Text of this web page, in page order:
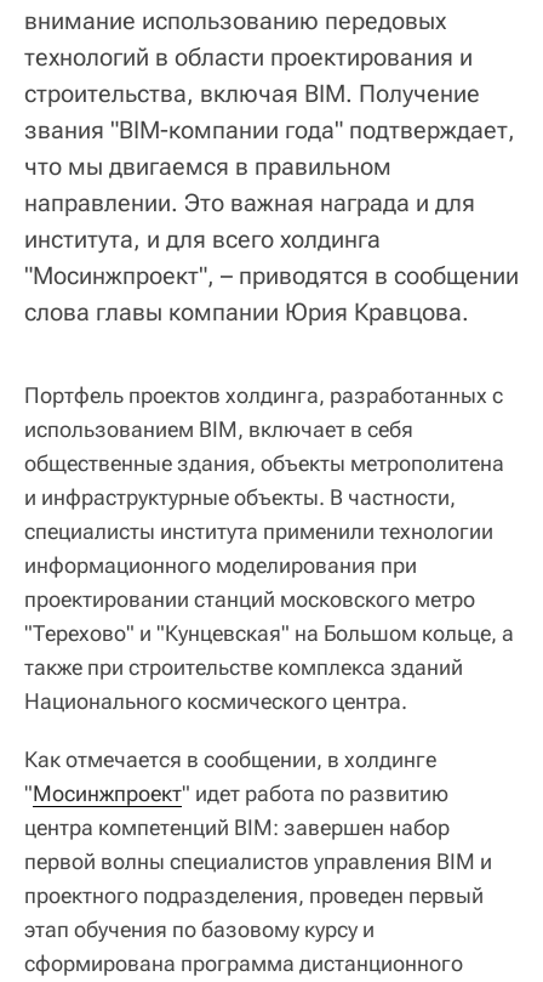
внимание использованию передовых
технологий в области проектирования и
строительства, включая BIM. Получение
звания "BIM-компании года" подтверждает,
что мы двигаемся в правильном
направлении. Это важная награда и для
института, и для всего холдинга
"Мосинжпроект", – приводятся в сообщении
слова главы компании Юрия Кравцова.
Портфель проектов холдинга, разработанных с
использованием BIM, включает в себя
общественные здания, объекты метрополитена
и инфраструктурные объекты. В частности,
специалисты института применили технологии
информационного моделирования при
проектировании станций московского метро
"Терехово" и "Кунцевская" на Большом кольце, а
также при строительстве комплекса зданий
Национального космического центра.
Как отмечается в сообщении, в холдинге
"Мосинжпроект" идет работа по развитию
центра компетенций BIM: завершен набор
первой волны специалистов управления BIM и
проектного подразделения, проведен первый
этап обучения по базовому курсу и
сформирована программа дистанционного